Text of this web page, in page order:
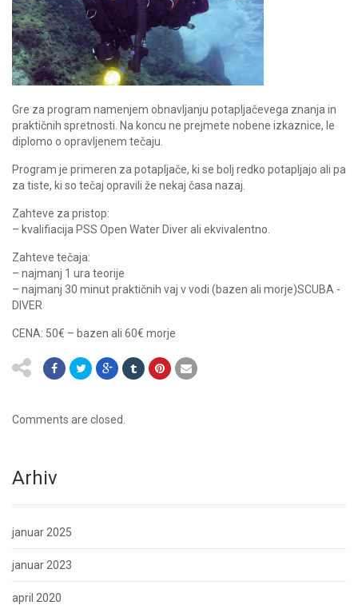
Gre za program namenjem obnavljanju potapljačevega znanja in
praktičnih spretnosti. Na koncu ne prejmete nobene izkaznice, le
diplomo o opravljenem tečaju.
Program je primeren za potapljače, ki se bolj redko potapljajo ali pa
za tiste, ki so tečaj opravili že nekaj časa nazaj.
Zahteve za pristop:
– kvalifiacija PSS Open Water Diver ali ekvivalentno.
Zahteve tečaja:
– najmanj 1 ura teorije
– najmanj 30 minut praktičnih vaj v vodi (bazen ali morje)SCUBA -
DIVER
CENA: 50€ – bazen ali 60€ morje
Comments are closed.
Arhiv
januar 2025
januar 2023
april 2020